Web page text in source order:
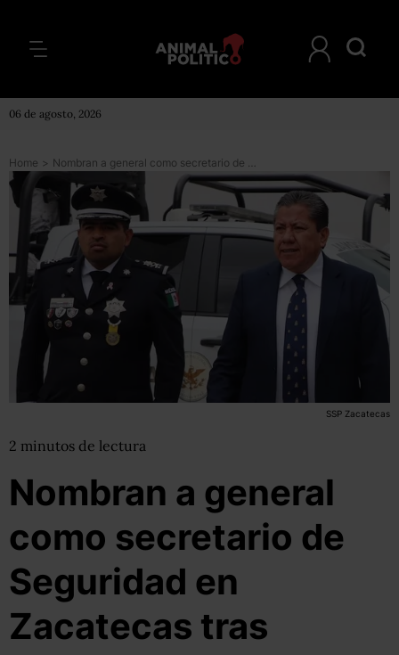
06 de agosto, 2026
Home > Nombran a general como secretario de Seguridad en Zacatecas tras jornadas violentas
SSP Zacatecas
2 minutos de lectura
Nombran a general
como secretario de
Seguridad en
Zacatecas tras